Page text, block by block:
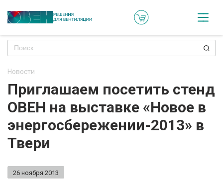
Новости
Приглашаем посетить стенд
ОВЕН на выставке «Новое в
энергосбережении-2013» в
Твери
26 ноября 2013